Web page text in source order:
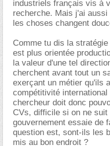
industriels français vis à
recherche. Mais j'ai
les choses changent
Comme tu dis la
est plus orientée
la valeur d'une tel
cherchent avant tout un
exerçant un métier qu'ils
compétitivité
chercheur doit donc
CVs, difficile si on ne
gouvernement essaie de
question est, sont-ils les
mis au bon endroit ?